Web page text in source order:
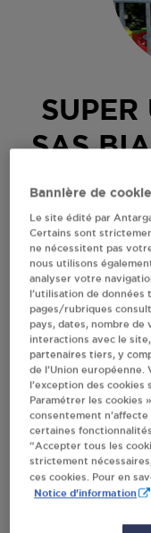
SAS
RUE
RECEVOIR
En cliquant sur « S’y
d’informations (dont
par Google Maps afin
Bannière de
Le site édité par
Certains sont
ne nécessitent pas
nous utilisons
analyser votre
l’utilisation de données
pages/rubriques
pays, dates, nombre de
interactions avec le
partenaires tiers, y
de l’Union européenne.
l’exception des
Paramétrer les cookies
consentement n’affecte
certaines
“Accepter tous les
strictement
ces cookies. Pour en
Notice d'information